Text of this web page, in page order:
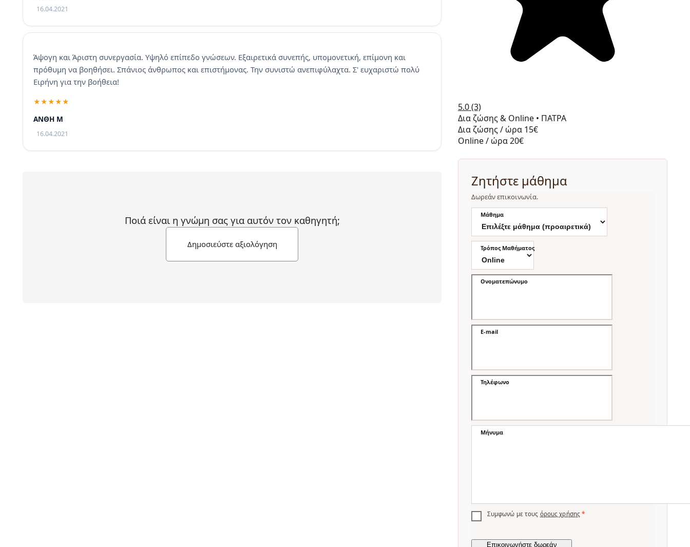
16.04.2021
Άψογη και Άριστη συνεργασία. Υψηλό επίπεδο γνώσεων. Εξαιρετικά συνεπής, υπομονετική, επίμονη και
πρόθυμη να βοηθήσει. Σπάνιος άνθρωπος και επιστήμονας. Την συνιστώ ανεπιφύλαχτα. Σ' ευχαριστώ πολύ
Ειρήνη για την βοήθεια!
ΑΝΘΗ Μ
16.04.2021
Ποιά είναι η γνώμη σας για αυτόν τον καθηγητή;
Δημοσιεύστε αξιολόγηση
5.0(3)
Δια ζώσης & Online • ΠΑΤΡΑ
Δια ζώσης / ώρα 15€
Online / ώρα20€
Ζητήστε μάθημα
Δωρεάν επικοινωνία.
Μάθημα
Τρόπος Μαθήματος
Ονοματεπώνυμο
E-mail
Τηλέφωνο
Μήνυμα
Συμφωνώ με τους όρους χρήσης *